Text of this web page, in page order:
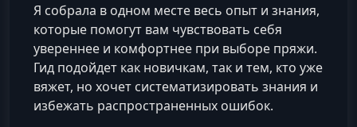
Я собрала в одном месте весь опыт и знания,
которые помогут вам чувствовать себя
увереннее и комфортнее при выборе пряжи.
Гид подойдет как новичкам, так и тем, кто уже
вяжет, но хочет систематизировать знания и
избежать распространенных ошибок.